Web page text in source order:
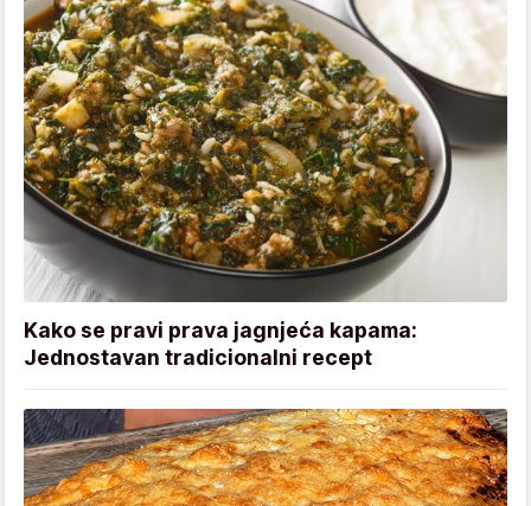
Kako se pravi prava jagnjeća kapama:
Jednostavan tradicionalni recept